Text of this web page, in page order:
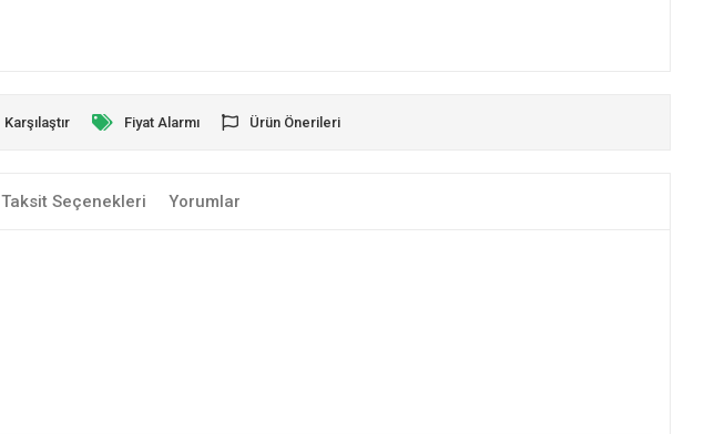
Karşılaştır Fiyat Alarmı Ürün Önerileri
Taksit Seçenekleri Yorumlar